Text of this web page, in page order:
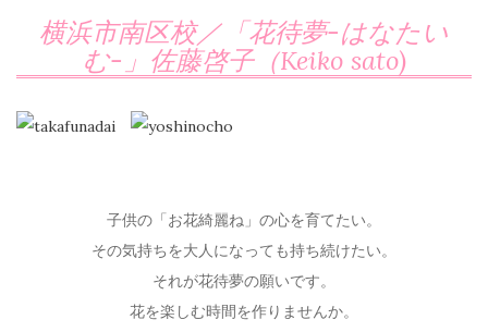
横浜市南区校／「花待夢-はなたい
む-」佐藤啓子（Keiko sato)
子供の「お花綺麗ね」の心を育てたい。
その気持ちを大人になっても持ち続けたい。
それが花待夢の願いです。
花を楽しむ時間を作りませんか。